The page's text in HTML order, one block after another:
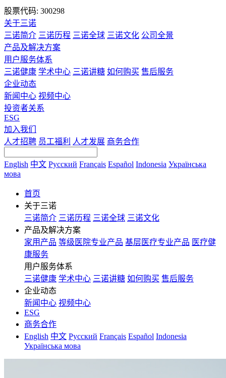
股票代码: 300298
关于三诺
三诺简介 三诺历程 三诺全球 三诺文化 公司全景
产品及解决方案
用户服务体系
三诺健康 学术中心 三诺讲糖 如何购买 售后服务
企业动态
新闻中心 视频中心
投资者关系
ESG
加入我们
人才招聘 员工福利 人才发展 商务合作
English 中文 Русский Français Español Indonesia Українська
мова
首页
关于三诺
三诺简介 三诺历程 三诺全球 三诺文化
产品及解决方案
家用产品 等级医院专业产品 基层医疗专业产品 医疗健
康服务
用户服务体系
三诺健康 学术中心 三诺讲糖 如何购买 售后服务
企业动态
新闻中心 视频中心
ESG
商务合作
English 中文 Русский Français Español Indonesia
Українська мова